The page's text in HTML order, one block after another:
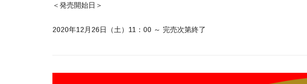
＜発売開始日＞
2020年12月26日（土）11：00 ～ 完売次第終了